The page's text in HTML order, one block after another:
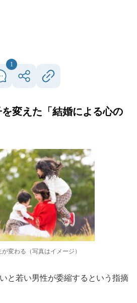
1
変えた「結婚による心の
変わる（写真はイメージ）
と若い男性が委縮するという指摘